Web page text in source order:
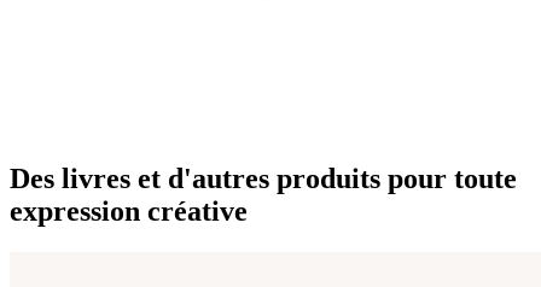
Des livres et d'autres produits pour toute
expression créative